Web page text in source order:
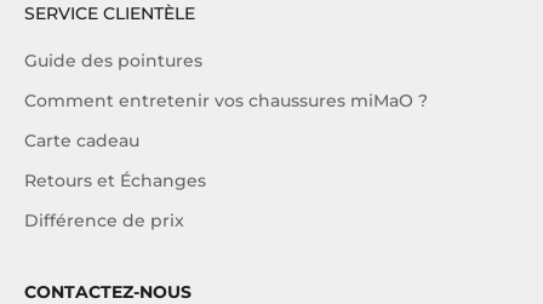
SERVICE CLIENTÈLE
Guide des pointures
Comment entretenir vos chaussures miMaO ?
Carte cadeau
Retours et Échanges
Différence de prix
CONTACTEZ-NOUS